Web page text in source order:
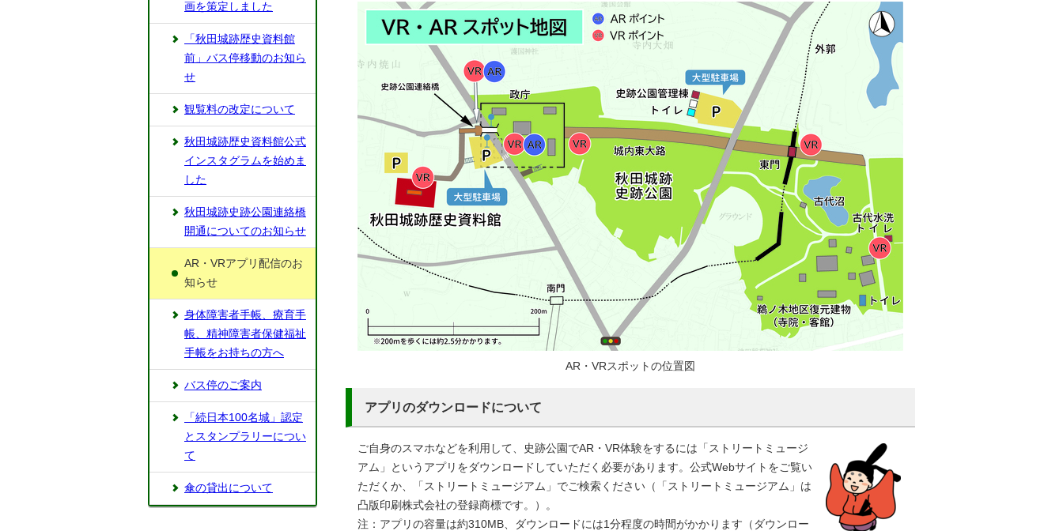
AR・VRスポットの位置図
アプリのダウンロードについて
ご自身のスマホなどを利用して、史跡公園でAR・VR体験をするには「ストリートミュージ
アム」というアプリをダウンロードしていただく必要があります。公式Webサイトをご覧い
ただくか、「ストリートミュージアム」でご検索ください（「ストリートミュージアム」は
凸版印刷株式会社の登録商標です。）。
注：アプリの容量は約310MB、ダウンロードには1分程度の時間がかかります（ダウンロー
画を策定しました
「秋田城跡歴史資料館
前」バス停移動のお知ら
せ
観覧料の改定について
秋田城跡歴史資料館公式
インスタグラムを始めま
した
秋田城跡史跡公園連絡橋
開通についてのお知らせ
AR・VRアプリ配信のお
知らせ
身体障害者手帳、療育手
帳、精神障害者保健福祉
手帳をお持ちの方へ
バス停のご案内
「続日本100名城」認定
とスタンプラリーについ
て
傘の貸出について